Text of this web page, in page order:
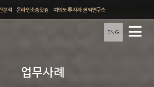
분석 온라인소송닷컴 여의도 투자자 권익연구소
ENG
업무사례